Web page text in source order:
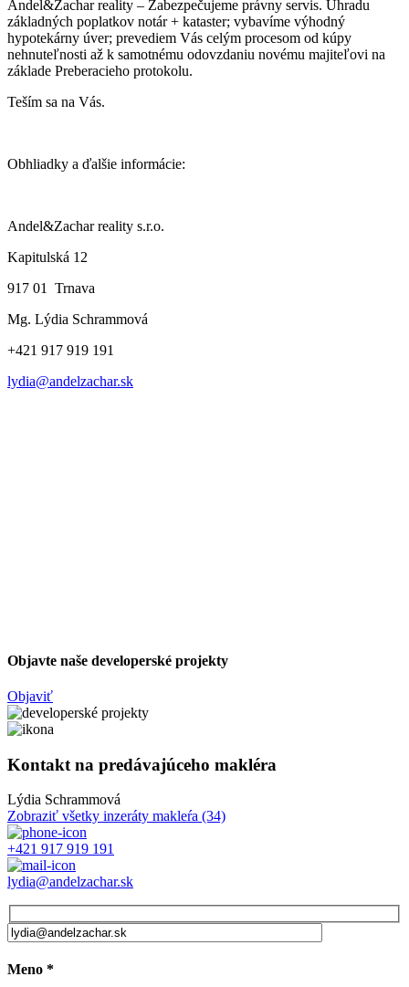
Andel&Zachar reality – Zabezpečujeme právny servis. Úhradu
základných poplatkov notár + kataster; vybavíme výhodný
hypotekárny úver; prevediem Vás celým procesom od kúpy
nehnuteľnosti až k samotnému odovzdaniu novému majiteľovi na
základe Preberacieho protokolu.
Teším sa na Vás.
Obhliadky a ďalšie informácie:
Andel&Zachar reality s.r.o.
Kapitulská 12
917 01 Trnava
Mg. Lýdia Schrammová
+421 917 919 191
lydia@andelzachar.sk
Objavte naše developerské projekty
Objaviť
Kontakt na predávajúceho makléra
Lýdia Schrammová
Zobraziť všetky inzeráty makleŕa (34)
+421 917 919 191
lydia@andelzachar.sk
Meno *